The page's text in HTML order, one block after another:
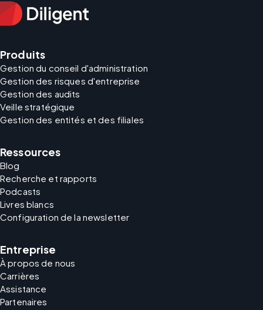
Produits
Gestion du conseil d'administration
Gestion des risques d'entreprise
Gestion des audits
Veille stratégique
Gestion des entités et des filiales
Ressources
Blog
Recherche et rapports
Podcasts
Livres blancs
Configuration de la newsletter
Entreprise
À propos de nous
Carrières
Assistance
Partenaires